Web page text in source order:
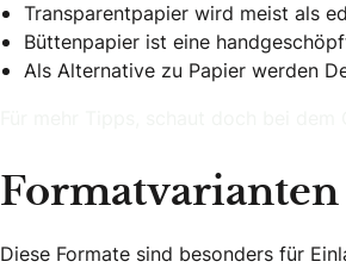
Transparentpapier wird meist als
Büttenpapier ist eine
Als Alternative zu Papier werden
Formatvarianten
Diese Formate sind besonders für